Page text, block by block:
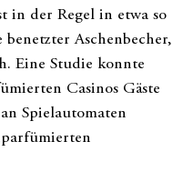
in der Regel in etwa so
Aschenbecher,
Eine Studie konnte
Casinos Gäste
Spielautomaten